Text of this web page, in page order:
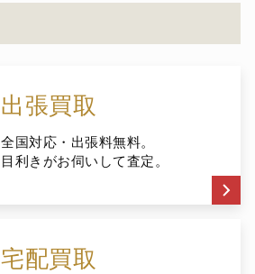
出張買取
全国対応・出張料無料。
目利きがお伺いして査定。
宅配買取